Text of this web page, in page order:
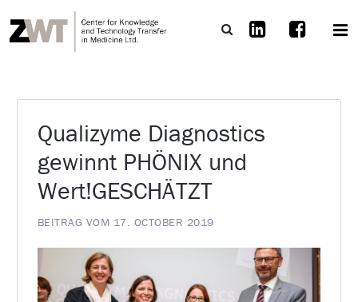
Qualizyme Diagnostics
gewinnt PHÖNIX und
Wert!GESCHÄTZT
BEITRAG VOM 17. OCTOBER 2019